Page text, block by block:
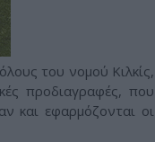
του νομού Κιλκίς,
προδιαγραφές, που
και εφαρμόζονται οι